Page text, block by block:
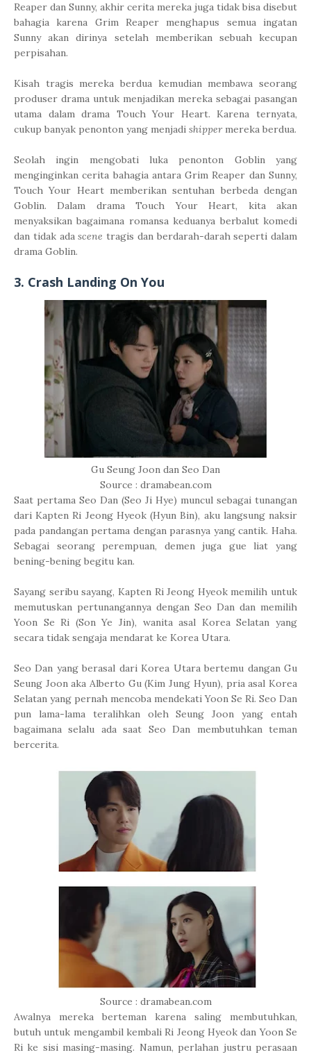
Reaper dan Sunny, akhir cerita mereka juga tidak bisa disebut
bahagia karena Grim Reaper menghapus semua ingatan
Sunny akan dirinya setelah memberikan sebuah kecupan
perpisahan.
Kisah tragis mereka berdua kemudian membawa seorang
produser drama untuk menjadikan mereka sebagai pasangan
utama dalam drama Touch Your Heart. Karena ternyata,
cukup banyak penonton yang menjadi shippermereka berdua.
Seolah ingin mengobati luka penonton Goblin yang
menginginkan cerita bahagia antara Grim Reaper dan Sunny,
Touch Your Heart memberikan sentuhan berbeda dengan
Goblin. Dalam drama Touch Your Heart, kita akan
menyaksikan bagaimana romansa keduanya berbalut komedi
dan tidak adascene tragis dan berdarah-darah seperti dalam
drama Goblin.
3. Crash Landing On You
Gu Seung Joon dan Seo Dan
Source : dramabean.com
Saat pertama Seo Dan (Seo Ji Hye) muncul sebagai tunangan
dari Kapten Ri Jeong Hyeok (Hyun Bin), aku langsung naksir
pada pandangan pertama dengan parasnya yang cantik. Haha.
Sebagai seorang perempuan, demen juga gue liat yang
bening-bening begitu kan.
Sayang seribu sayang, Kapten Ri Jeong Hyeok memilih untuk
memutuskan pertunangannya dengan Seo Dan dan memilih
Yoon Se Ri (Son Ye Jin), wanita asal Korea Selatan yang
secara tidak sengaja mendarat ke Korea Utara.
Seo Dan yang berasal dari Korea Utara bertemu dangan Gu
Seung Joon aka Alberto Gu (Kim Jung Hyun), pria asal Korea
Selatan yang pernah mencoba mendekati Yoon Se Ri. Seo Dan
pun lama-lama teralihkan oleh Seung Joon yang entah
bagaimana selalu ada saat Seo Dan membutuhkan teman
bercerita.
Source : dramabean.com
Awalnya mereka berteman karena saling membutuhkan,
butuh untuk mengambil kembali Ri Jeong Hyeok dan Yoon Se
Ri ke sisi masing-masing. Namun, perlahan justru perasaan